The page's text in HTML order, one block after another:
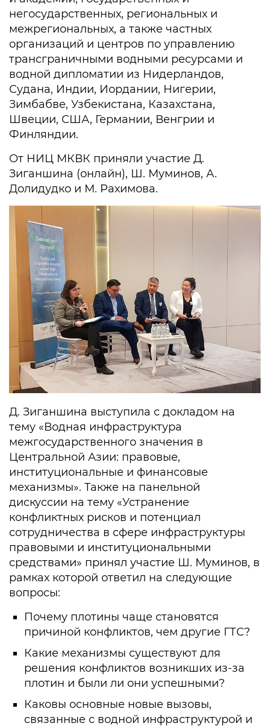
негосударственных, региональных и
межрегиональных, а также частных
организаций и центров по управлению
трансграничными водными ресурсами и
водной дипломатии из Нидерландов,
Судана, Индии, Иордании, Нигерии,
Зимбабве, Узбекистана, Казахстана,
Швеции, США, Германии, Венгрии и
Финляндии.
От НИЦ МКВК приняли участие Д.
Зиганшина (онлайн), Ш. Муминов, А.
Долидудко и М. Рахимова.
Д. Зиганшина выступила с докладом на
тему «Водная инфраструктура
межгосударственного значения в
Центральной Азии: правовые,
институциональные и финансовые
механизмы». Также на панельной
дискуссии на тему «Устранение
конфликтных рисков и потенциал
сотрудничества в сфере инфраструктуры
правовыми и институциональными
средствами» принял участие Ш. Муминов, в
рамках которой ответил на следующие
вопросы:
Почему плотины чаще становятся
причиной конфликтов, чем другие ГТС?
Какие механизмы существуют для
решения конфликтов возникших из-за
плотин и были ли они успешными?
Каковы основные новые вызовы,
связанные с водной инфраструктурой и